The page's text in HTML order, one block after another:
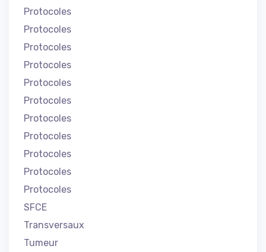
Protocoles
Protocoles
Protocoles
Protocoles
Protocoles
Protocoles
Protocoles
Protocoles
Protocoles
Protocoles
Protocoles
SFCE
Transversaux
Tumeur